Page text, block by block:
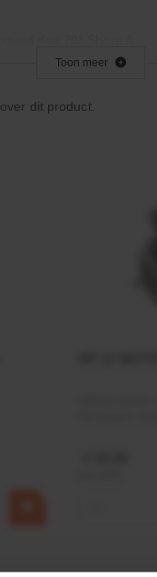
Toon meer
over dit product.